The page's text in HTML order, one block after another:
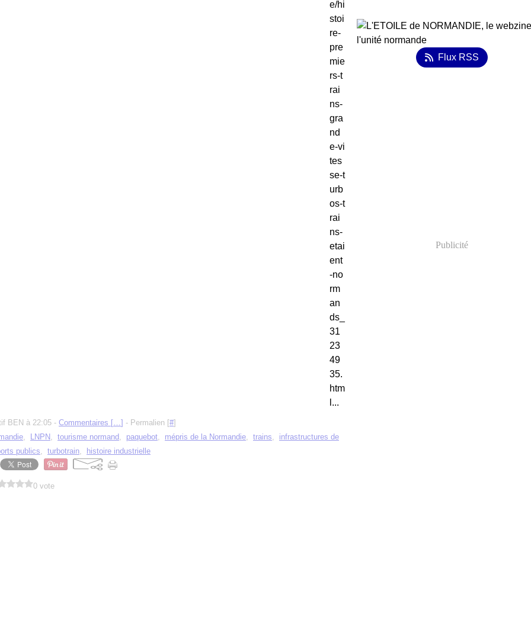
e/hi
stoi
re-
pre
mie
rs-t
rai
ns-
gra
nd
e-vi
tes
se-t
urb
os-t
rai
ns-
etai
ent
-no
rm
an
ds_
31
23
49
35.
htm
l...
BEN à 22:05 - Commentaires […] - Permalien [#]
, LNPN, tourisme normand, paquebot, mépris de la Normandie, trains, infrastructures de
publics, turbotrain, histoire industrielle
0 vote
Flux RSS
Publicité